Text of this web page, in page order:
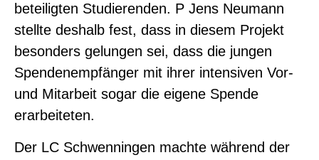
beteiligten Studierenden. P Jens Neumann
stellte deshalb fest, dass in diesem Projekt
besonders gelungen sei, dass die jungen
Spendenempfänger mit ihrer intensiven Vor-
und Mitarbeit sogar die eigene Spende
erarbeiteten.
Der LC Schwenningen machte während der